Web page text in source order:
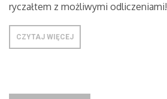
ryczałtem z możliwymi odliczeniami!
CZYTAJ WIĘCEJ